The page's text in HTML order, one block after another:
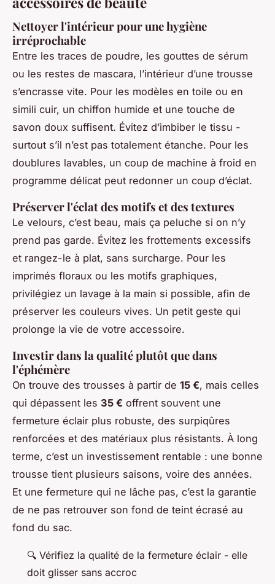
Nettoyer l'intérieur pour une hygiène
irréprochable
Entre les traces de poudre, les gouttes de sérum
ou les restes de mascara, l’intérieur d’une trousse
s’encrasse vite. Pour les modèles en toile ou en
simili cuir, un chiffon humide et une touche de
savon doux suffisent. Évitez d’imbiber le tissu -
surtout s’il n’est pas totalement étanche. Pour les
doublures lavables, un coup de machine à froid en
programme délicat peut redonner un coup d’éclat.
Préserver l'éclat des motifs et des textures
Le velours, c’est beau, mais ça peluche si on n’y
prend pas garde. Évitez les frottements excessifs
et rangez-le à plat, sans surcharge. Pour les
imprimés floraux ou les motifs graphiques,
privilégiez un lavage à la main si possible, afin de
préserver les couleurs vives. Un petit geste qui
prolonge la vie de votre accessoire.
Investir dans la qualité plutôt que dans
l'éphémère
On trouve des trousses à partir de 15 €, mais celles
qui dépassent les 35 € offrent souvent une
fermeture éclair plus robuste, des surpiqûres
renforcées et des matériaux plus résistants. À long
terme, c’est un investissement rentable : une bonne
trousse tient plusieurs saisons, voire des années.
Et une fermeture qui ne lâche pas, c’est la garantie
de ne pas retrouver son fond de teint écrasé au
fond du sac.
🔍 Vérifiez la qualité de la fermeture éclair - elle
doit glisser sans accroc